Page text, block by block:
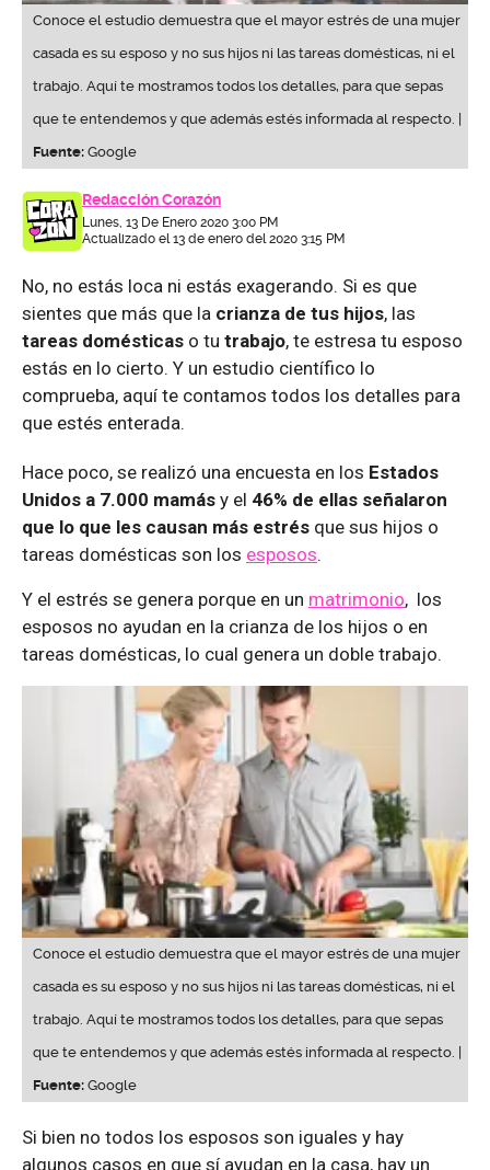
Conoce el estudio demuestra que el mayor estrés de una mujer
casada es su esposo y no sus hijos ni las tareas domésticas, ni el
trabajo. Aquí te mostramos todos los detalles, para que sepas
que te entendemos y que además estés informada al respecto. |
Fuente: Google
Redacción Corazón
Lunes, 13 De Enero 2020 3:00 PM
Actualizado el 13 de enero del 2020 3:15 PM
No, no estás loca ni estás exagerando. Si es que
sientes que más que la crianza de tus hijos, las
tareas domésticas o tu trabajo, te estresa tu esposo
estás en lo cierto. Y un estudio científico lo
comprueba, aquí te contamos todos los detalles para
que estés enterada.
Hace poco, se realizó una encuesta en los Estados
Unidos a 7.000 mamás y el 46% de ellas señalaron
que lo que les causan más estrés que sus hijos o
tareas domésticas son los esposos.
Y el estrés se genera porque en un matrimonio, los
esposos no ayudan en la crianza de los hijos o en
tareas domésticas, lo cual genera un doble trabajo.
Conoce el estudio demuestra que el mayor estrés de una mujer
casada es su esposo y no sus hijos ni las tareas domésticas, ni el
trabajo. Aquí te mostramos todos los detalles, para que sepas
que te entendemos y que además estés informada al respecto. |
Fuente: Google
Si bien no todos los esposos son iguales y hay
algunos casos en que sí ayudan en la casa, hay un